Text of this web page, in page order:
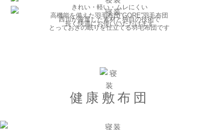
きれい・軽い・ムレにくい
高機能を備えた羽毛布団“GORE”羽毛布団
長く快適にお使いいただけます
西川が厳選した素材と独自の技術で
とっておきの眠りを仕立てる羽毛布団です
健康敷布団